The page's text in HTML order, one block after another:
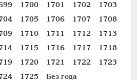
1700 1701 1702
1703
1705 1706 1707
1708
1710 1711 1712
1713
1715 1716 1717
1718
1720 1721 1722
1723
1725 Без года